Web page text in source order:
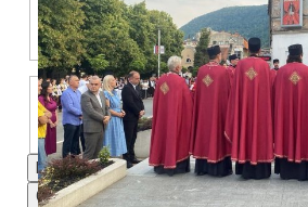
Font Family
Resetrestore all settings to the default
Close Modal Dialog